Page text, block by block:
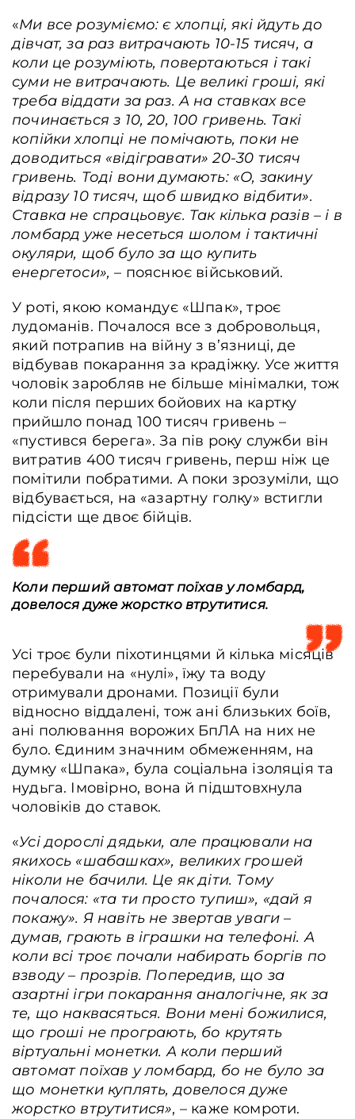
«Ми все розуміємо: є хлопці, які йдуть до
дівчат, за раз витрачають 10-15 тисяч, а
коли це розуміють, повертаються і такі
суми не витрачають. Це великі гроші, які
треба віддати за раз. А на ставках все
починається з 10, 20, 100 гривень. Такі
копійки хлопці не помічають, поки не
доводиться «відігравати» 20-30 тисяч
гривень. Тоді вони думають: «О, закину
відразу 10 тисяч, щоб швидко відбити».
Ставка не спрацьовує. Так кілька разів – і в
ломбард уже несеться шолом і тактичні
окуляри, щоб було за що купить
енергетоси», – пояснює військовий.
У роті, якою командує «Шпак», троє
лудоманів. Почалося все з добровольця,
який потрапив на війну з в’язниці, де
відбував покарання за крадіжку. Усе життя
чоловік заробляв не більше мінімалки, тож
коли після перших бойових на картку
прийшло понад 100 тисяч гривень –
«пустився берега». За пів року служби він
витратив 400 тисяч гривень, перш ніж це
помітили побратими. А поки зрозуміли, що
відбувається, на «азартну голку» встигли
підсісти ще двоє бійців.
Коли перший автомат поїхав у ломбард,
довелося дуже жорстко втрутитися.
Усі троє були піхотинцями й кілька місяців
перебували на «нулі», їжу та воду
отримували дронами. Позиції були
відносно віддалені, тож ані близьких боїв,
ані полювання ворожих БпЛА на них не
було. Єдиним значним обмеженням, на
думку «Шпака», була соціальна ізоляція та
нудьга. Імовірно, вона й підштовхнула
чоловіків до ставок.
«Усі дорослі дядьки, але працювали на
якихось «шабашках», великих грошей
ніколи не бачили. Це як діти. Тому
почалося: «та ти просто тупиш», «дай я
покажу». Я навіть не звертав уваги –
думав, грають в іграшки на телефоні. А
коли всі троє почали набирать боргів по
взводу – прозрів. Попередив, що за
азартні ігри покарання аналогічне, як за
те, що наквасяться. Вони мені божилися,
що гроші не програють, бо крутять
віртуальні монетки. А коли перший
автомат поїхав у ломбард, бо не було за
що монетки куплять, довелося дуже
жорстко втрутитися», – каже комроти.